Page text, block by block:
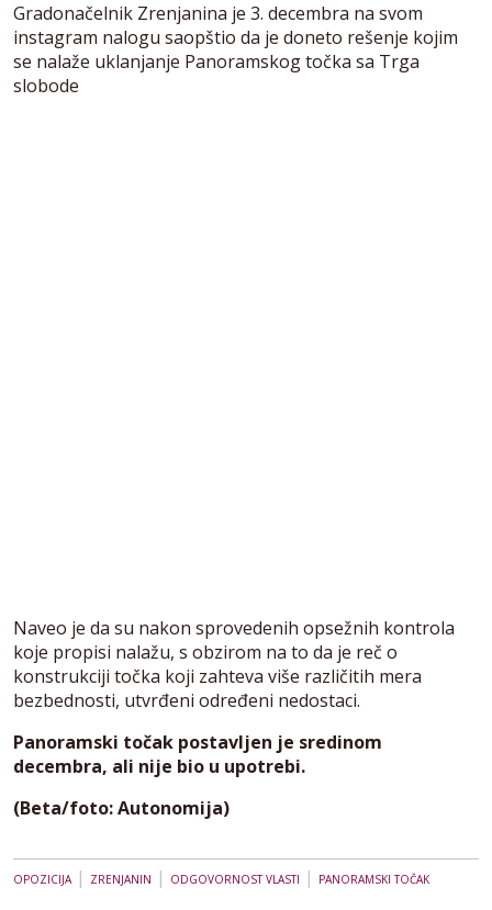
Gradonačelnik Zrenjanina je 3. decembra na svom
instagram nalogu saopštio da je doneto rešenje kojim
se nalaže uklanjanje Panoramskog točka sa Trga
slobode
Naveo je da su nakon sprovedenih opsežnih kontrola
koje propisi nalažu, s obzirom na to da je reč o
konstrukciji točka koji zahteva više različitih mera
bezbednosti, utvrđeni određeni nedostaci.
Panoramski točak postavljen je sredinom
decembra, ali nije bio u upotrebi.
(Beta/foto: Autonomija)
OPOZICIJA| ZRENJANIN | ODGOVORNOST VLASTI | PANORAMSKI TOČAK